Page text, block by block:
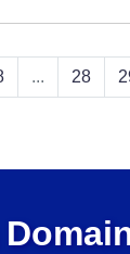
... 28